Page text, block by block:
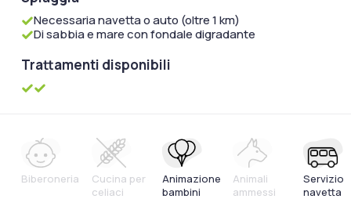
Necessaria navetta o auto (oltre 1 km)
Di sabbia e mare con fondale digradante
Trattamenti disponibili
Biberoneria
Cucina per
celiaci
Animazione
bambini
Animali
ammessi
Servizio
navetta